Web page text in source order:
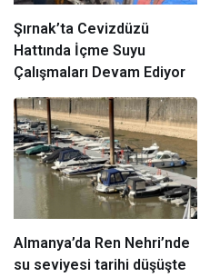
Şırnak’ta Cevizdüzü
Hattında İçme Suyu
Çalışmaları Devam Ediyor
Almanya’da Ren Nehri’nde
su seviyesi tarihi düşüşte